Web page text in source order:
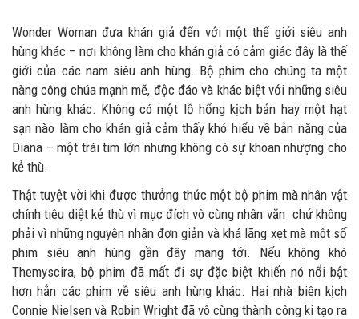
Wonder Woman đưa khán giả đến với một thế giới siêu anh
hùng khác – nơi không làm cho khán giả có cảm giác đây là thế
giới của các nam siêu anh hùng. Bộ phim cho chúng ta một
nàng công chúa mạnh mẽ, độc đáo và khác biệt với những siêu
anh hùng khác. Không có một lỗ hổng kịch bản hay một hạt
sạn nào làm cho khán giả cảm thấy khó hiểu về bản năng của
Diana – một trái tim lớn nhưng không có sự khoan nhượng cho
kẻ thù.
Thật tuyệt vời khi được thưởng thức một bộ phim mà nhân vật
chính tiêu diệt kẻ thù vì mục đích vô cùng nhân văn chứ không
phải vì những nguyên nhân đơn giản và khá lãng xẹt mà môt số
phim siêu anh hùng gần đây mang tới. Nếu không khó
Themyscira, bộ phim đã mất đi sự đặc biệt khiến nó nổi bật
hơn hẳn các phim về siêu anh hùng khác. Hai nhà biên kịch
Connie Nielsen và Robin Wright đã vô cùng thành công ki tạo ra